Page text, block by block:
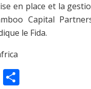
en place et la
Capital
le Fida.
E